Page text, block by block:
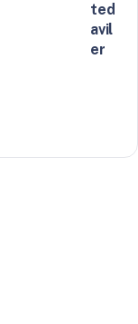
ted
avil
er